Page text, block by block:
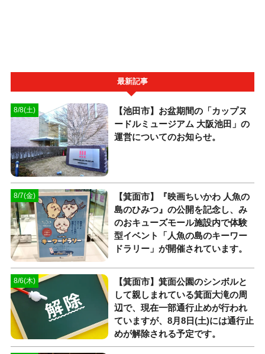
最新記事
8/8(土)
【池田市】お盆期間の「カップヌ
ードルミュージアム 大阪池田」の
運営についてのお知らせ。
8/7(金)
【箕面市】『映画ちいかわ 人魚の
島のひみつ』の公開を記念し、み
のおキューズモール施設内で体験
型イベント「人魚の島のキーワー
ドラリー」が開催されています。
8/6(木)
【箕面市】箕面公園のシンボルと
して親しまれている箕面大滝の周
辺で、現在一部通行止めが行われ
ていますが、8月8日(土)には通行止
めが解除される予定です。